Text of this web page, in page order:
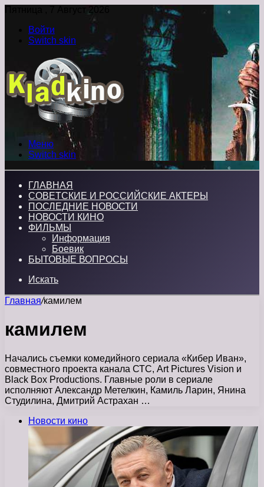
Пятница , 7 Август 2026
Войти
Switch skin
Меню
Switch skin
ГЛАВНАЯ
СОВЕТСКИЕ И РОССИЙСКИЕ АКТЕРЫ
ПОСЛЕДНИЕ НОВОСТИ
НОВОСТИ КИНО
ФИЛЬМЫ
Информация
Боевик
БЫТОВЫЕ ВОПРОСЫ
Искать
Главная/камилем
камилем
Начались съемки комедийного сериала «Кибер Иван»,
совместного проекта канала СТС, Art Pictures Vision и
Black Box Productions. Главные роли в сериале
исполняют Александр Метелкин, Камиль Ларин, Янина
Студилина, Дмитрий Астрахан …
Новости кино